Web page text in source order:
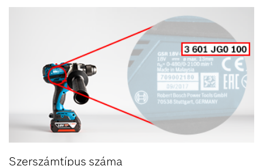
Szerszámtípus száma